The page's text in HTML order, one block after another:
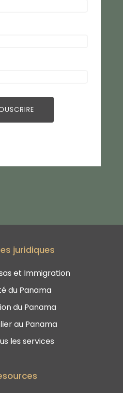
juridiques
et Immigration
du Panama
du Panama
au Panama
les services